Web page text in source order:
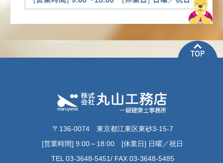
〒136-0074 東京都江東区東砂3-15-7
[営業時間] 9:00～18:00 [休業日] 日曜／祝日
TEL 03-3648-5451/ FAX 03-3648-5485